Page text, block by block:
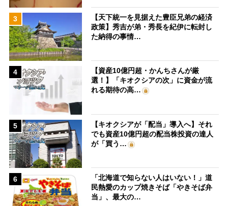
3
【天下統一を見据えた豊臣兄弟の経済
政策】秀吉が弟・秀長を紀伊に転封し
た納得の事情…
4
【資産10億円超・かんちさんが厳
選！】「キオクシアの次」に資金が流
れる期待の高…
5
【キオクシアが「配当」導入へ】それ
でも資産10億円超の配当株投資の達人
が「買う…
6
「北海道で知らない人はいない！」道
民熱愛のカップ焼きそば「やきそば弁
当」、最大の…